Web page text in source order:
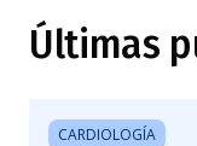
Últimas
CARDIOLOGÍA